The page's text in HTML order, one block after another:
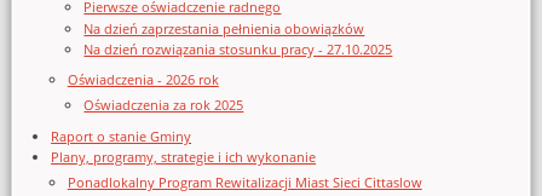
Pierwsze oświadczenie radnego
Na dzień zaprzestania pełnienia obowiązków
Na dzień rozwiązania stosunku pracy - 27.10.2025
Oświadczenia - 2026 rok
Oświadczenia za rok 2025
Raport o stanie Gminy
Plany, programy, strategie i ich wykonanie
Ponadlokalny Program Rewitalizacji Miast Sieci Cittaslow